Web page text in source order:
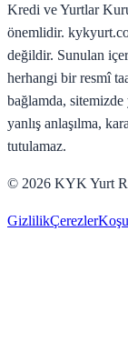
Kredi ve Yurtlar
önemlidir.
değildir. Sunulan
herhangi bir resmî
bağlamda,
yanlış anlaşılma,
tutulamaz.
© 2026 KYK Yurt
GizlilikÇerezler